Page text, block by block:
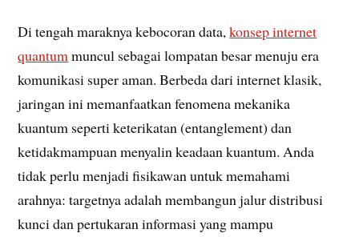
Di tengah maraknya kebocoran data,konsep internet
quantummuncul sebagai lompatan besar menuju era
komunikasi super aman. Berbeda dari internet klasik,
jaringan ini memanfaatkan fenomena mekanika
kuantum seperti keterikatan (entanglement) dan
ketidakmampuan menyalin keadaan kuantum. Anda
tidak perlu menjadi fisikawan untuk memahami
arahnya: targetnya adalah membangun jalur distribusi
kunci dan pertukaran informasi yang mampu